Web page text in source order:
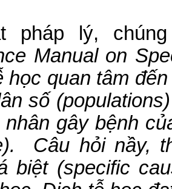
pháp lý,
Manual on
học quan tâm
số
nhân gây bệnh
Câu hỏi nầy,
biệt (specific